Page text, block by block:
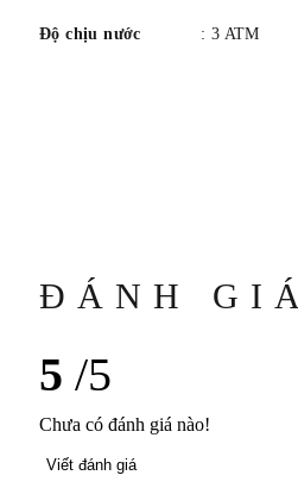
Độ chịu nước : 3 ATM
ĐÁNH GIÁ
5 /5
Chưa có đánh giá nào!
Viết đánh giá